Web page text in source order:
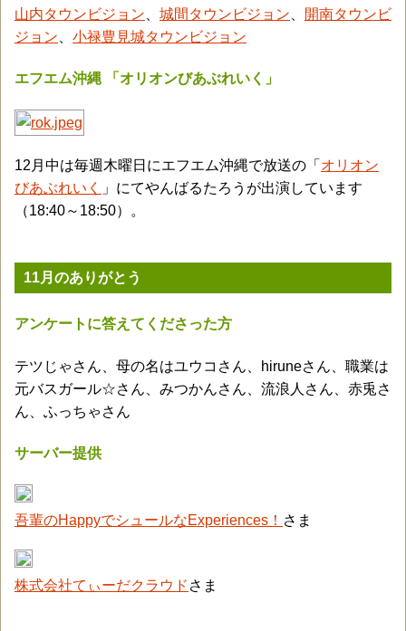
山内タウンビジョン
城間タウンビジョン
開南タウンビ
ジョン
小禄豊見城タウンビジョン
エフエム沖縄 「オリオンびあぶれいく」
12月中は毎週木曜日にエフエム沖縄で放送の「 オリオン
びあぶれいく
」にてやんばるたろうが出演しています
（18:40～18:50）。
11月のありがとう
アンケートに答えてくださった方
テツじゃさん、母の名はユウコさん、hiruneさん、職業は
元バスガール☆さん、みつかんさん、流浪人さん、赤兎さ
ん、ふっちゃさん
サーバー提供
吾輩のHappyでシュールなExperiences！ さま
株式会社てぃーだクラウド さま